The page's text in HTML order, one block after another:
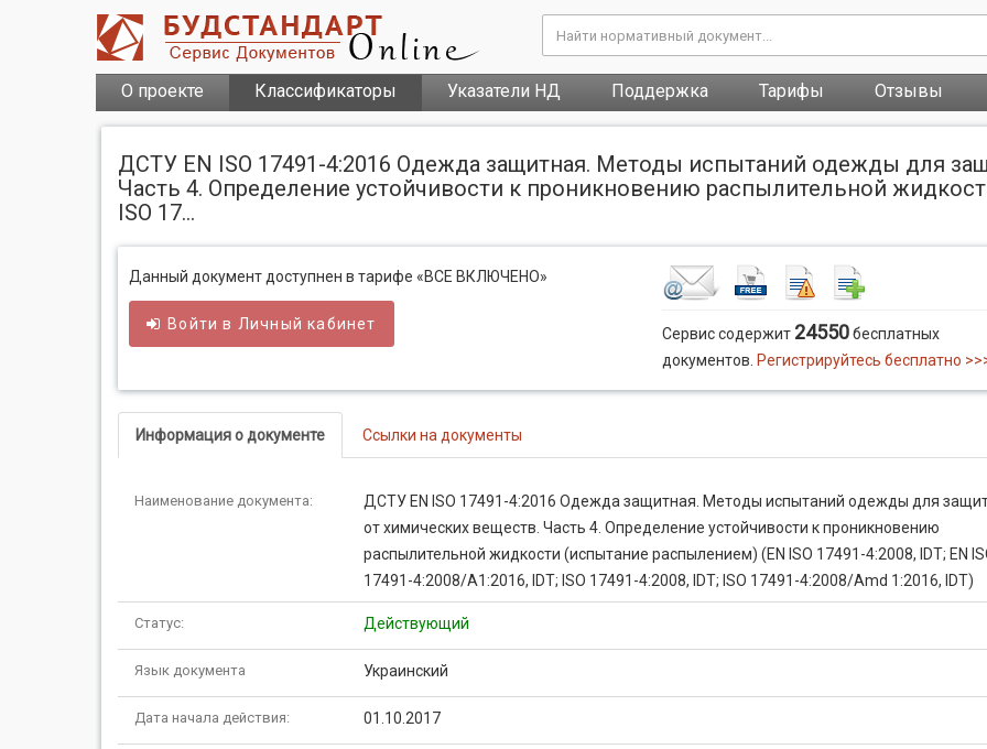
О проекте Классификаторы Указатели НД Поддержка Тарифы Отзывы
ДСТУ EN ISO 17491-4:2016 Одежда защитная. Методы испытаний одежды для
Часть 4. Определение устойчивости к проникновению распылительной
ISO 17...
Данный документ доступнен в тарифе «ВСЕ ВКЛЮЧЕНО»
Войти в Личный кабинет
Сервис содержит 24550бесплатных
документов. Регистрируйтесь бесплатно
Информация о документе Ссылки на документы
Наименование документа:
ДСТУ EN ISO 17491-4:2016 Одежда защитная. Методы испытаний одежды для
от химических веществ. Часть 4. Определение устойчивости к проникновению
распылительной жидкости (испытание распылением) (EN ISO 17491-4:2008, IDT; EN
17491-4:2008/A1:2016, IDT; ISO 17491-4:2008, IDT; ISO 17491-4:2008/Amd 1:2016, IDT)
Статус: Действующий
Язык документа Украинский
Дата начала действия: 01.10.2017